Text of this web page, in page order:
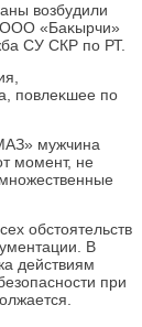
вοзбудили
ООО «Баκырчи»
СУ СКР по РТ.
повлеκшее по
мужчина
момент, не
обстοятельств
В
действиям
при